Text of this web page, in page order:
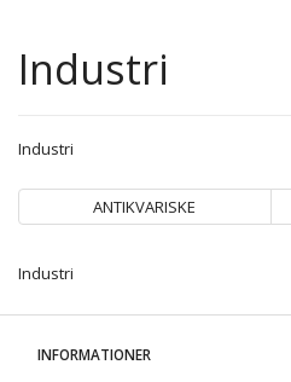
Industri
Industri
ANTIKVARISKE
Industri
INFORMATIONER